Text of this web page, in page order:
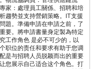
家：處理員工關係、招聘和培
趨勢並支持營銷策略。IT支援
題。準備申請在申請之前，了
要。將申請書量身定製為特定
工作角色 是必不可少的，以
职位的责任和要求有助于您调
是与招聘人员脱颖而出的重要
您展示自己适合这个角色。打